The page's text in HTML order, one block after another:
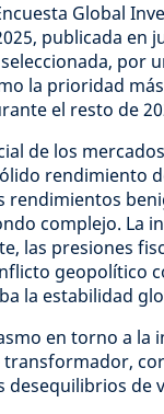
Global
publicada en
por
la prioridad
el resto de
de los
rendimiento
rendimientos
complejo. La
las presiones
geopolítico
la estabilidad
en torno a la
desequilibrios de